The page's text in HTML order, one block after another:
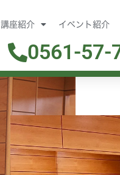
講座紹介 イベント紹介
0561-57-